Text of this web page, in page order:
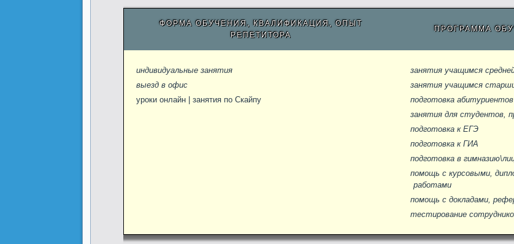
ФОРМА ОБУЧЕНИЯ, КВАЛИФИКАЦИЯ, ОПЫТ
РЕПЕТИТОРА
ПРОГРАММА
индивидуальные занятия
выезд в офис
уроки онлайн | занятия по Скайпу
занятия учащимся
занятия учащимся
подготовка
занятия для студентов,
подготовка к ЕГЭ
подготовка к ГИА
подготовка в
помощь с курсовыми,
работами
помощь c докладами,
тестирование